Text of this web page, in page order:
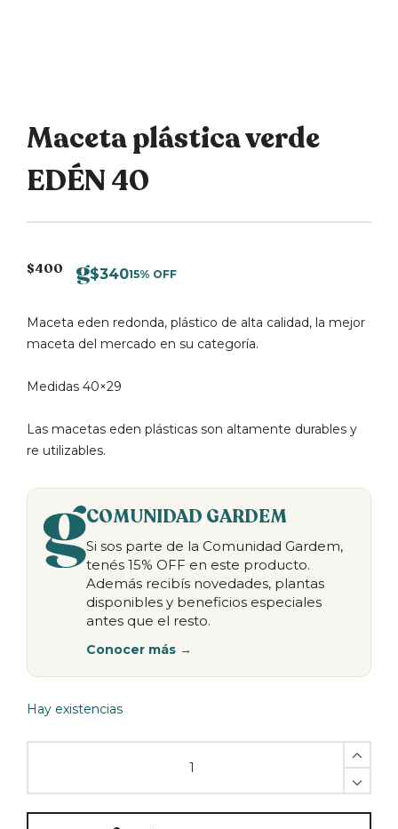
Maceta plástica verde
EDÉN 40
$400 $34015% OFF
Maceta eden redonda, plástico de alta calidad, la mejor
maceta del mercado en su categoría.
Medidas 40×29
Las macetas eden plásticas son altamente durables y
re utilizables.
COMUNIDAD GARDEM
Si sos parte de la Comunidad Gardem,
tenés 15% OFF en este producto.
Además recibís novedades, plantas
disponibles y beneficios especiales
antes que el resto.
Conocer más →
Hay existencias
verde
EDÉN